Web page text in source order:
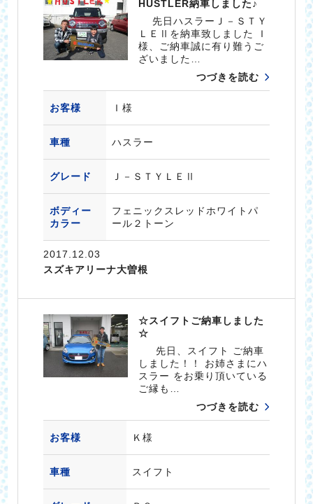
HUSTLER納車しました♪
先日ハスラーＪ－ＳＴＹ
ＬＥⅡを納車致しました Ｉ
様、ご納車誠に有り難うご
ざいました…
つづきを読む
お客様 Ｉ様
車種 ハスラー
グレード Ｊ－ＳＴＹＬＥⅡ
ボディー
カラー
フェニックスレッドホワイトパ
ール２トーン
2017.12.03
スズキアリーナ大曽根
☆スイフトご納車しました
☆
先日、スイフト ご納車
しました！！ お姉さまにハ
スラー をお乗り頂いている
ご縁も…
つづきを読む
お客様 Ｋ様
車種 スイフト